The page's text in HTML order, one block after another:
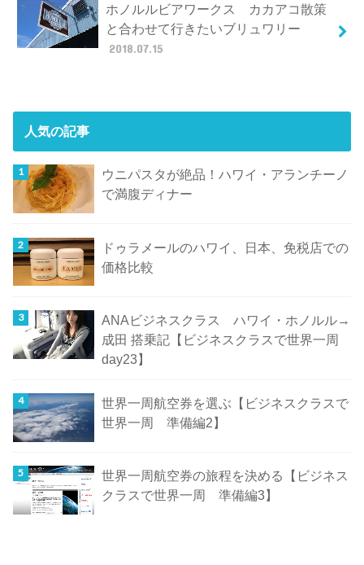
ホノルルビアワークス カカアコ散策
と合わせて行きたいブリュワリー
2018.07.15
人気の記事
ウニパスタが絶品！ハワイ・アランチーノ
で満腹ディナー
ドゥラメールのハワイ、日本、免税店での
価格比較
ANAビジネスクラス ハワイ・ホノルル→
成田 搭乗記【ビジネスクラスで世界一周
day23】
世界一周航空券を選ぶ【ビジネスクラスで
世界一周 準備編2】
世界一周航空券の旅程を決める【ビジネス
クラスで世界一周 準備編3】